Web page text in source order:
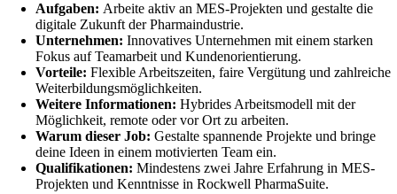
Aufgaben: Arbeite aktiv an MES-Projekten und gestalte die
digitale Zukunft der Pharmaindustrie.
Unternehmen: Innovatives Unternehmen mit einem starken
Fokus auf Teamarbeit und Kundenorientierung.
Vorteile: Flexible Arbeitszeiten, faire Vergütung und zahlreiche
Weiterbildungsmöglichkeiten.
Weitere Informationen: Hybrides Arbeitsmodell mit der
Möglichkeit, remote oder vor Ort zu arbeiten.
Warum dieser Job: Gestalte spannende Projekte und bringe
deine Ideen in einem motivierten Team ein.
Qualifikationen: Mindestens zwei Jahre Erfahrung in MES-
Projekten und Kenntnisse in Rockwell PharmaSuite.